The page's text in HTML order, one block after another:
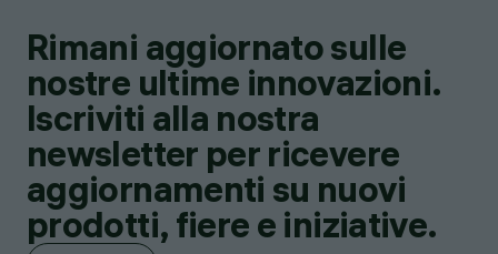
Rimani aggiornato sulle
nostre ultime innovazioni.
Iscriviti alla nostra
newsletter per ricevere
aggiornamenti su nuovi
prodotti, fiere e iniziative.